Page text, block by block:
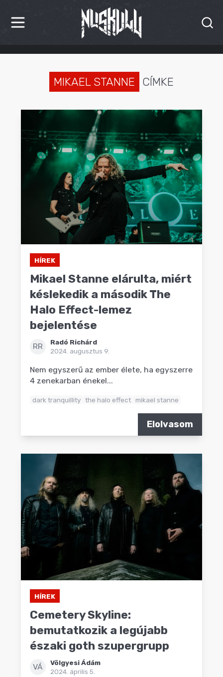
HÍREK
PREMIEREK
KULT
MÁSVILÁG
MIKAEL STANNE CÍMKE
HÍREK
Mikael Stanne elárulta, miért
késlekedik a második The
Halo Effect-lemez
bejelentése
RR
Radó Richárd
2024. augusztus 9.
Nem egyszerű az ember élete, ha egyszerre
4 zenekarban énekel...
dark tranquillity the halo effect mikael stanne
Elolvasom
HÍREK
Cemetery Skyline:
bemutatkozik a legújabb
északi goth szupergrupp
VÁ
Völgyesi Ádám
2024. április 5.